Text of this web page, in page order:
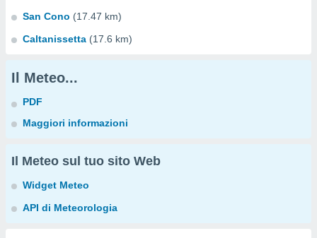
San Cono (17.47 km)
Caltanissetta (17.6 km)
Il Meteo...
PDF
Maggiori informazioni
Il Meteo sul tuo sito Web
Widget Meteo
API di Meteorologia